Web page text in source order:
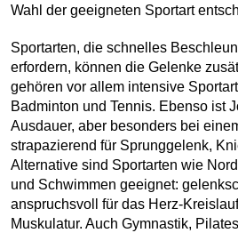
Wahl der geeigneten Sportart
Sportarten, die schnelles
erfordern, können die Gelenke
gehören vor allem intensive
Badminton und Tennis. Ebenso ist
Ausdauer, aber besonders bei
strapazierend für Sprunggelenk,
Alternative sind Sportarten wie
und Schwimmen geeignet:
anspruchsvoll für das Herz-
Muskulatur. Auch Gymnastik,